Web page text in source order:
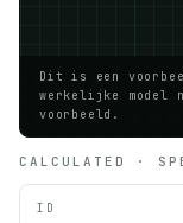
Dit is een
werkelijke model
voorbeeld.
CALCULATED ·
ID